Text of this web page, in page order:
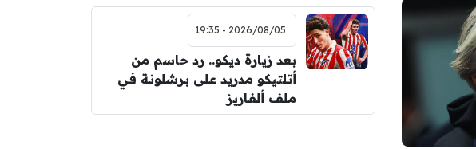
2026/08/05 - 19:35
بعد زيارة ديكو.. رد حاسم من
أتلتيكو مدريد على برشلونة في
ملف ألفاريز